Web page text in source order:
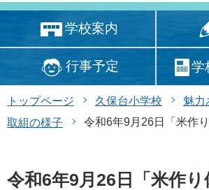
学校案内
行事予定 学
トップページ 久保台小学校
魅力
取組の様子
令和6年9月26日「米作
令和6年9月26日「米作り